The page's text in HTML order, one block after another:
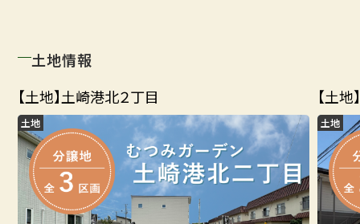
土地情報
【土地】土崎港北２丁目
土地
【土
土地